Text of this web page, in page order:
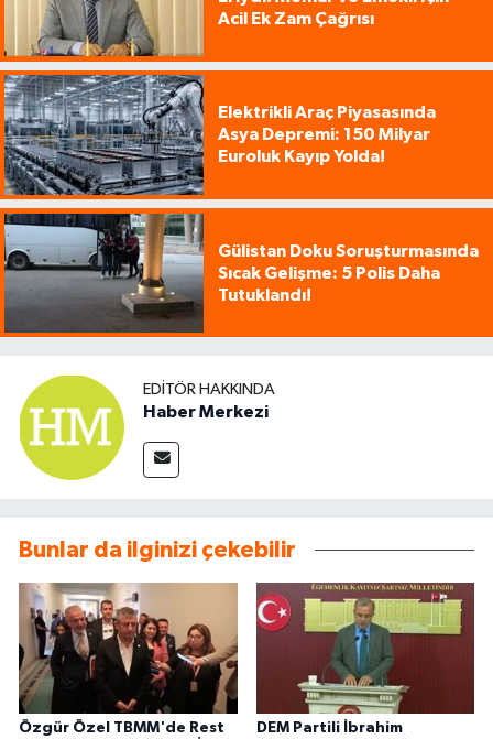
Acil Ek Zam Çağrısı
Elektrikli Araç Piyasasında
Asya Depremi: 150 Milyar
Euroluk Kayıp Yolda!
Gülistan Doku Soruşturmasında
Sıcak Gelişme: 5 Polis Daha
Tutuklandı!
EDITÖR HAKKINDA
Haber Merkezi
Bunlar da ilginizi çekebilir
Özgür Özel TBMM'de Rest
DEM Partili İbrahim